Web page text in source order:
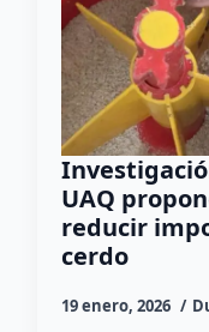
UAQ
reducir
cerdo
19 enero, 2026